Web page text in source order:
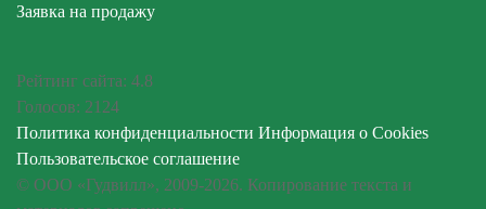
Заявка на продажу
Рейтинг сайта: 4.8
Голосов: 2124
Политика конфиденциальности Информация о Cookies
Пользовательское соглашение
© ООО «Гудвилл», 2009-2026. Копирование текста и